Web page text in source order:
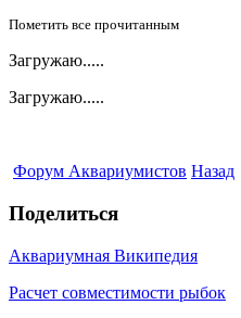
Пометить все прочитанным
Загружаю.....
Загружаю.....
Форум Аквариумистов Назад
Поделиться
Аквариумная Википедия
Расчет совместимости рыбок